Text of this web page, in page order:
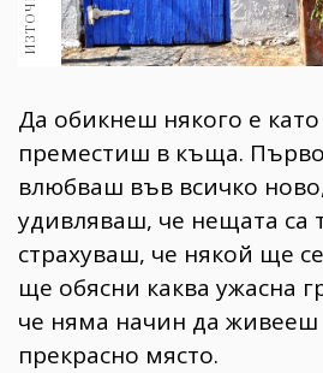
Gentlemen
Wellness
1815
ПОСЛЕДВАЙТЕ
НИ
Да обикнеш някого е като
преместиш в къща.
влюбваш във всичко
удивляваш, че нещата са
страхуваш, че някой ще
ще обясни каква ужасна
че няма начин да живееш
прекрасно място.